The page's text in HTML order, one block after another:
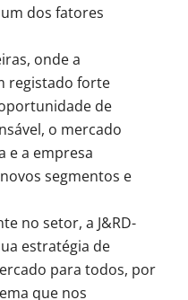
dos fatores
onde a
registado forte
de
o mercado
e a empresa
segmentos e
no setor, a J&RD-
estratégia de
para todos, por
que nos